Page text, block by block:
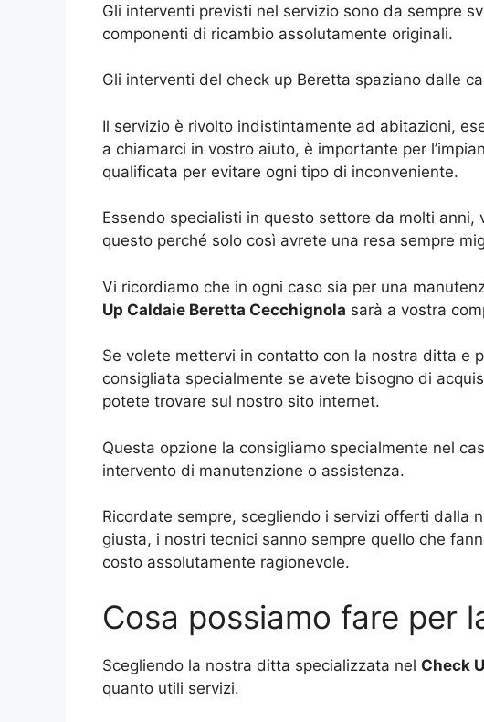
Gli interventi previsti nel servizio sono da sempre
componenti di ricambio assolutamente originali.
Gli interventi del check up Beretta spaziano dalle
Il servizio è rivolto indistintamente ad abitazioni,
a chiamarci in vostro aiuto, è importante per
qualificata per evitare ogni tipo di inconveniente.
Essendo specialisti in questo settore da molti
questo perché solo così avrete una resa sempre
Vi ricordiamo che in ogni caso sia per una
Up Caldaie Beretta Cecchignola sarà a vostra
Se volete mettervi in contatto con la nostra ditta e
consigliata specialmente se avete bisogno di
potete trovare sul nostro sito internet.
Questa opzione la consigliamo specialmente nel
intervento di manutenzione o assistenza.
Ricordate sempre, scegliendo i servizi offerti dalla
giusta, i nostri tecnici sanno sempre quello che
costo assolutamente ragionevole.
Cosa possiamo fare per
Scegliendo la nostra ditta specializzata nel Check
quanto utili servizi.